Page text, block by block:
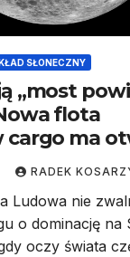
SŁONECZNY
„most
flota
cargo ma
bazy
RADEK
Ludowa nie
o dominację na
oczy świata